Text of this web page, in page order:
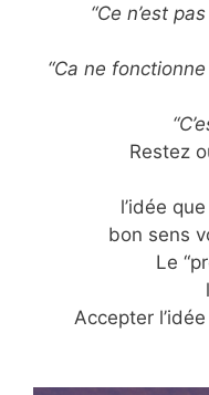
“Ce n’est
“Ca ne
Restez
l’idée
bon sens
Le
Accepter